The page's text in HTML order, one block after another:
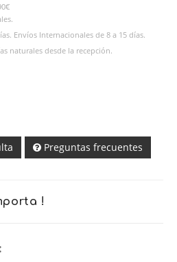
Envíos Internacionales de 8 a 15 días.
naturales desde la recepción.
Preguntas frecuentes
!